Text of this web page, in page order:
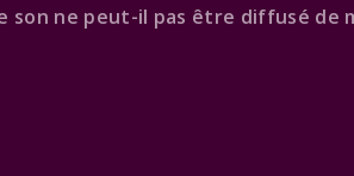
son ne peut-il pas être diffusé de